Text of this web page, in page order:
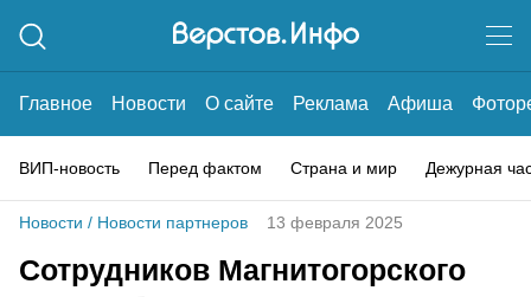
Главное Новости О сайте Реклама Афиша
ВИП-новость Перед фактом Страна и мир Дежурная
Новости / Новости партнеров 13 февраля 2025
Сотрудников Магнитогорского